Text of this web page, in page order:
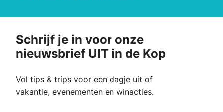
Schrijf je in voor onze
nieuwsbrief UIT in de Kop
Vol tips & trips voor een dagje uit of
vakantie, evenementen en winacties.